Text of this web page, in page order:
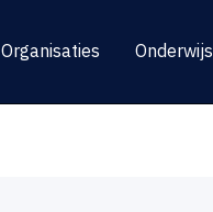
Organisaties Onderwijs